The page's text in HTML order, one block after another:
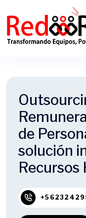
de
solución
Recursos